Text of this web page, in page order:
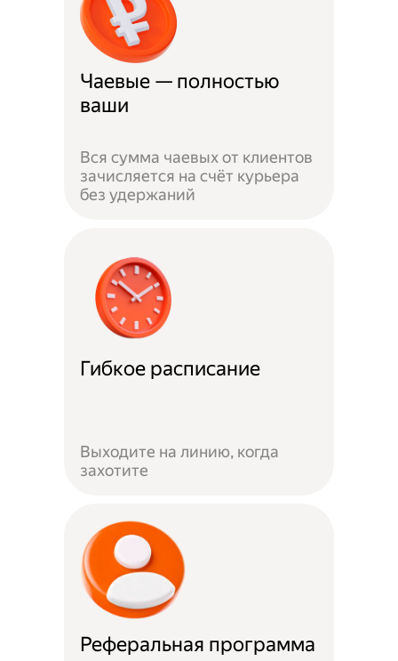
Чаевые — полностью
ваши
Вся сумма чаевых от клиентов
зачисляется на счёт курьера
без удержаний
Гибкое расписание
Выходите на линию, когда
захотите
Реферальная программа